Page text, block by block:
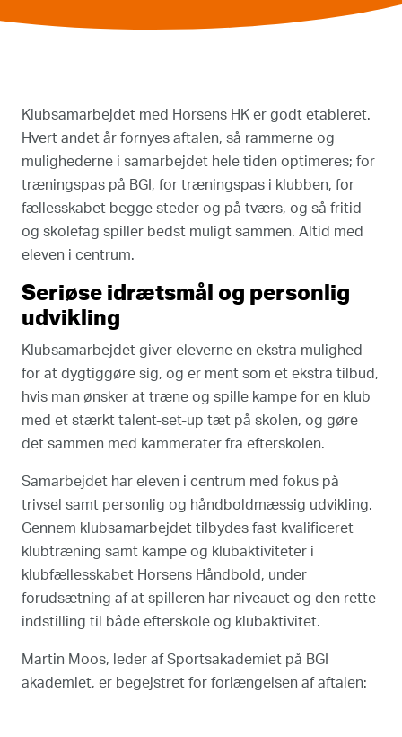
Klubsamarbejdet med Horsens HK er godt etableret.
Hvert andet år fornyes aftalen, så rammerne og
mulighederne i samarbejdet hele tiden optimeres; for
træningspas på BGI, for træningspas i klubben, for
fællesskabet begge steder og på tværs, og så fritid
og skolefag spiller bedst muligt sammen. Altid med
eleven i centrum.
Seriøse idrætsmål og personlig
udvikling
Klubsamarbejdet giver eleverne en ekstra mulighed
for at dygtiggøre sig, og er ment som et ekstra tilbud,
hvis man ønsker at træne og spille kampe for en klub
med et stærkt talent-set-up tæt på skolen, og gøre
det sammen med kammerater fra efterskolen.
Samarbejdet har eleven i centrum med fokus på
trivsel samt personlig og håndboldmæssig udvikling.
Gennem klubsamarbejdet tilbydes fast kvalificeret
klubtræning samt kampe og klubaktiviteter i
klubfællesskabet Horsens Håndbold, under
forudsætning af at spilleren har niveauet og den rette
indstilling til både efterskole og klubaktivitet.
Martin Moos, leder af Sportsakademiet på BGI
akademiet, er begejstret for forlængelsen af aftalen: